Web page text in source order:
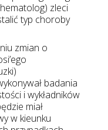
zleci
typ choroby
zmian o
badania
i wykładników
miał
w kieunku